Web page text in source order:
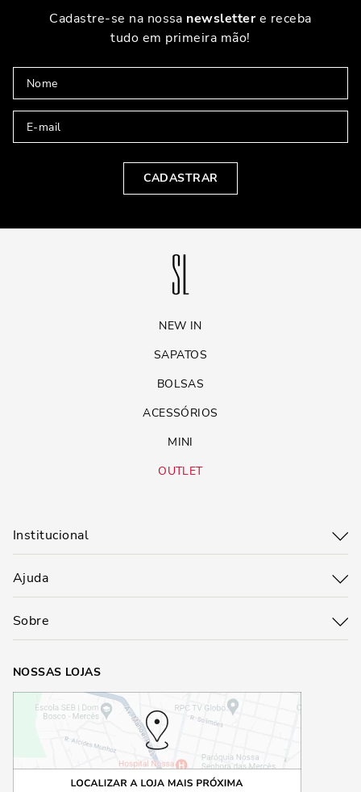
Cadastre-se na nossa newslettere receba
tudo em primeira mão!
CADASTRAR
NEW IN
SAPATOS
BOLSAS
ACESSÓRIOS
MINI
OUTLET
Institucional
Ajuda
Sobre
NOSSAS LOJAS